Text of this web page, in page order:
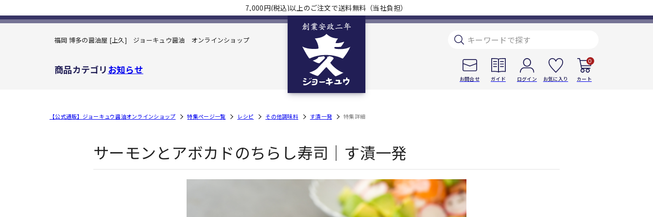
7,000円(税込)以上のご注文で送料無料（当社負担）
福岡 博多の醤油屋 [上久] ジョーキュウ醤油 オンラインショップ
商品カテゴリお知らせ
お問合せ ガイド ログイン お気に入り
0
カート
【公式通販】ジョーキュウ醤油オンラインショップ 特集ページ一覧 レシピ その他調味料 す漬一発 特集詳細
サーモンとアボカドのちらし寿司｜す漬一発